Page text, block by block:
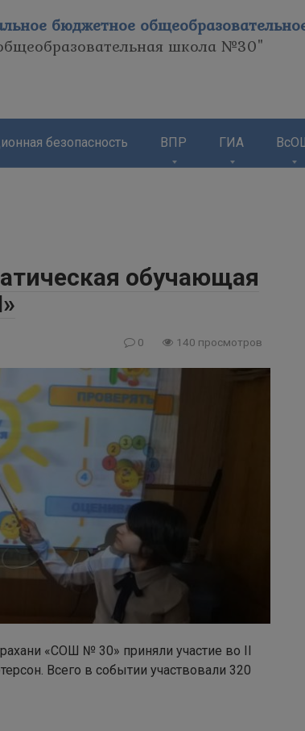
бюджетное
школа №30"
безопасность ВПР ГИА
обучающая
0 140 просмотров
«СОШ № 30» приняли участие во II
Всего в событии участвовали 320